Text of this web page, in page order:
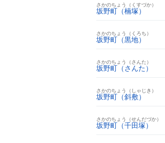
さかのちょう（くすづか）
坂野町（楠塚）
さかのちょう（くろち）
坂野町（黒地）
さかのちょう（さんた）
坂野町（さんた）
さかのちょう（しゃじき）
坂野町（斜敷）
さかのちょう（せんだづか）
坂野町（千田塚）